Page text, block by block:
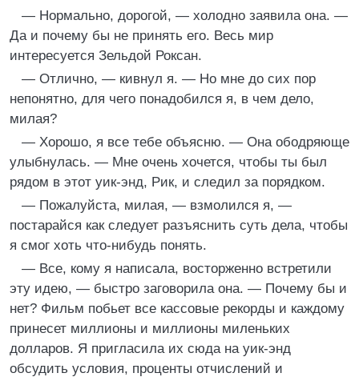
— Нормально, дорогой, — холодно заявила она. —
Да и почему бы не принять его. Весь мир
интересуется Зельдой Роксан.
— Отлично, — кивнул я. — Но мне до сих пор
непонятно, для чего понадобился я, в чем дело,
милая?
— Хорошо, я все тебе объясню. — Она ободряюще
улыбнулась. — Мне очень хочется, чтобы ты был
рядом в этот уик-энд, Рик, и следил за порядком.
— Пожалуйста, милая, — взмолился я, —
постарайся как следует разъяснить суть дела, чтобы
я смог хоть что-нибудь понять.
— Все, кому я написала, восторженно встретили
эту идею, — быстро заговорила она. — Почему бы и
нет? Фильм побьет все кассовые рекорды и каждому
принесет миллионы и миллионы миленьких
долларов. Я пригласила их сюда на уик-энд
обсудить условия, проценты отчислений и